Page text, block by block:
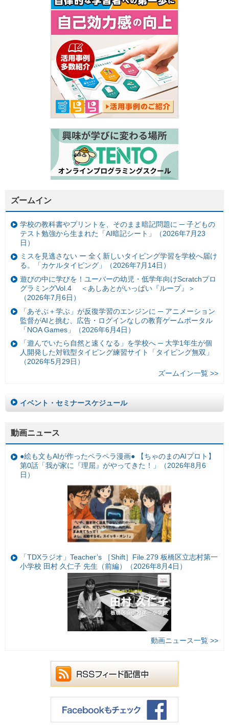
ズームイン
学校の教科書やプリントを、そのまま暗記問題に ─ 子どもの
テスト勉強から生まれた「AI暗記シート」（2026年7月23
日）
ミスを見逃さない ー 全く新しいタイピング学習を学校へ届け
る。「カケルタイピング」（2026年7月14日）
遊びの中に学びを！ユーバーの幼児・低学年向けScratchプロ
グラミングVol.4 ＜あしあとがいっぱい『ループ』＞
（2026年7月6日）
「あそぶ＋学ぶ」が反復学習のエンジンに ─ アニメーション
監督がAIと挑む、広告・ログインなしの教育ゲームポータル
「NOA Games」（2026年6月4日）
「遊んでいたら自然と速くなる」を学校へ ─ 大学1年生が個
人開発した対戦型タイピング練習サイト「タイピング無双」
（2026年5月29日）
ズームイン一覧 >>
イベント・セミナースケジュール
動画ニュース
●絵も文もAIが作ったペラペラ漫画● 【ちゃのまのAIプロト】
第0話「我が家に『理屈』がやってきた！」（2026年8月6
日）
「TDXラジオ」Teacher’s ［Shift］File.279 板橋区立志村第一
小学校 田村 久仁子 先生（前編）（2026年8月4日）
動画ニュース一覧 >>